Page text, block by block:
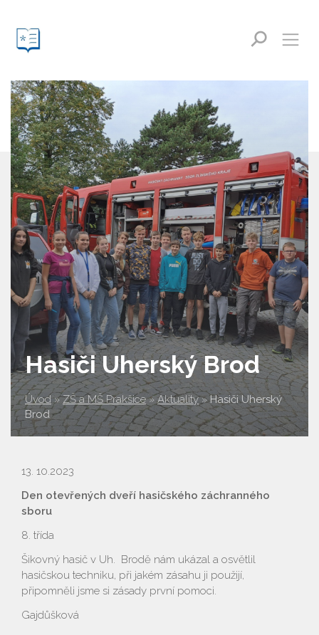
Hasiči Uherský Brod
Úvod » ZŠ a MŠ Prakšice » Aktuality » Hasiči Uherský
Brod
13. 10.2023
Den otevřených dveří hasičského záchranného
sboru
8. třída
Šikovný hasič v Uh. Brodě nám ukázal a osvětlil
hasičskou techniku, při jakém zásahu ji použijí,
připomněli jsme si zásady první pomoci.
Gajdůšková